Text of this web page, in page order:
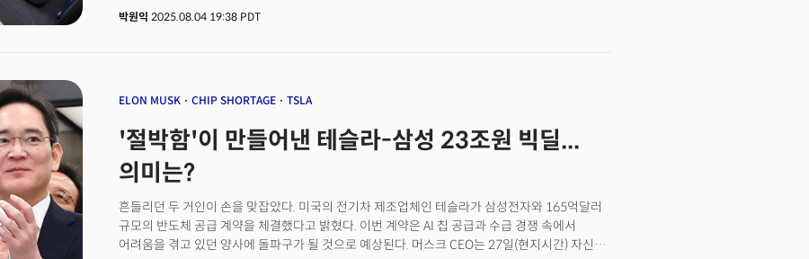
순차적으로 배치한다고 밝혔다. 이는 중국의 자율주행 AI 기술이 주요 차량 공유 업체를 통해
직면할 수 있다. 단순히 기술만의 문제가 아니다. 더 큰 관점에서 보면 산업적 경쟁을 넘어
자율주행 산업의 패권을 쥐게 될 가능성이 높기 때문이다. 미국과 중국 간의 기술 패권 경쟁이
심화되는 가운데, 미국의 주요 모빌리티 기업인 리프트가 유럽 시장 확장의 핵심 파트너로 중국
기업의 AI 기술을 선택했다는 점은 시사하는 바가 크다.‘AI 데이터 거버넌스’도 살펴볼 필요가
주권, 기술 표준, 나아가 국가 안보에 대한 서구 사회의 입장을 가늠하는 중요한 시험대가 될 수
있는 것이다. 현지 규제 환경에 대한 이해 및 서비스 확장을 위해 리프트는 지난 4월
1억7500만유로(약 2800억원)를 투입, 유럽 택시 앱 프리나우(FREENOW)를 인수했다.
박원익 2025.08.04 19:38 PDT
ELON MUSK CHIP SHORTAGE TSLA
'절박함'이 만들어낸 테슬라-삼성 23조원 빅딜...
의미는?
흔들리던 두 거인이 손을 맞잡았다. 미국의 전기차 제조업체인 테슬라가 삼성전자와 165억달러
규모의 반도체 공급 계약을 체결했다고 밝혔다. 이번 계약은 AI 칩 공급과 수급 경쟁 속에서
어려움을 겪고 있던 양사에 돌파구가 될 것으로 예상된다. 머스크 CEO는 27일(현지시간) 자신의